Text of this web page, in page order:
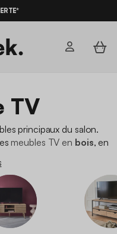
LECODE SUMMER10
TV
principaux du salon.
meubles TV en bois, en
nos meubles TV sont
afin d'optimiser votre
en bois,
bohème
ou plus industriel en
le meuble TV qui vous